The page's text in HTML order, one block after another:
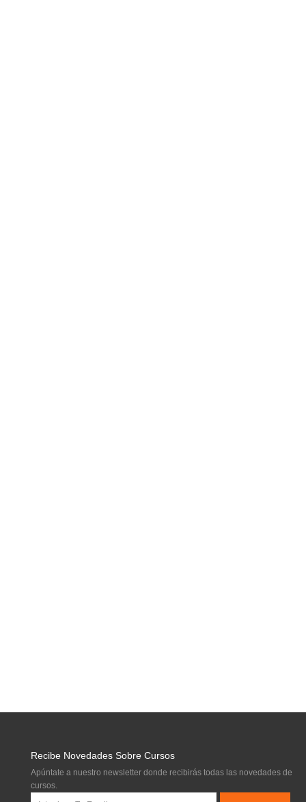
Recibe Novedades Sobre Cursos
Apúntate a nuestro newsletter donde recibirás todas las novedades de
cursos.